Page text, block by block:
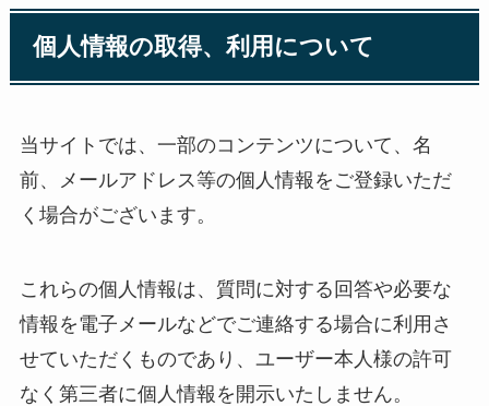
個人情報の取得、利用について
当サイトでは、一部のコンテンツについて、名
前、メールアドレス等の個人情報をご登録いただ
く場合がございます。
これらの個人情報は、質問に対する回答や必要な
情報を電子メールなどでご連絡する場合に利用さ
せていただくものであり、ユーザー本人様の許可
なく第三者に個人情報を開示いたしません。